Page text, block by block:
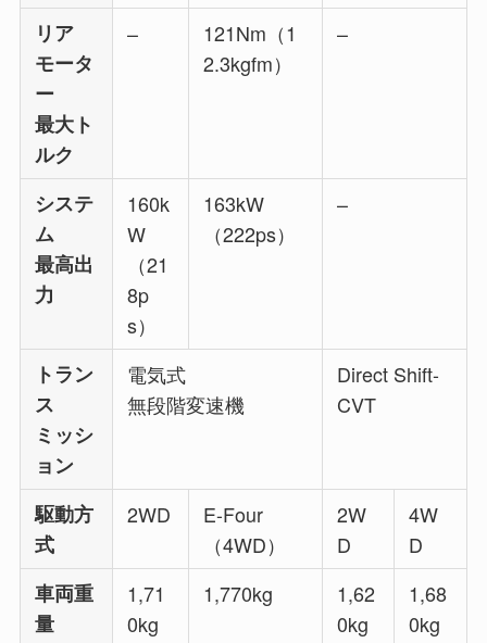
リア
モータ
ー
最大ト
ルク
–
121Nm（1
2.3kgfm）
–
システ
ム
最高出
力
160k
W
（21
8p
s）
163kW
（222ps）
–
トラン
ス
ミッシ
ョン
電気式
無段階変速機
Direct Shift-
CVT
駆動方
式
2WD
E-Four
（4WD）
2W
D
4W
D
車両重
量
1,71
0kg
1,770kg
1,62
0kg
1,68
0kg